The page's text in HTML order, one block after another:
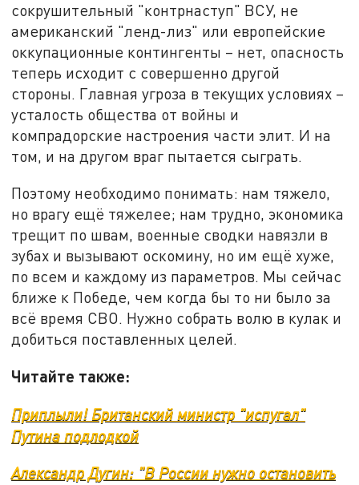
сокрушительный "контрнаступ" ВСУ, не
американский "ленд-лиз" или европейские
оккупационные контингенты – нет, опасность
теперь исходит с совершенно другой
стороны. Главная угроза в текущих условиях –
усталость общества от войны и
компрадорские настроения части элит. И на
том, и на другом враг пытается сыграть.
Поэтому необходимо понимать: нам тяжело,
но врагу ещё тяжелее; нам трудно, экономика
трещит по швам, военные сводки навязли в
зубах и вызывают оскомину, но им ещё хуже,
по всем и каждому из параметров. Мы сейчас
ближе к Победе, чем когда бы то ни было за
всё время СВО. Нужно собрать волю в кулак и
добиться поставленных целей.
Читайте также:
Приплыли! Британский министр "испугал"
Путина подлодкой
Александр Дугин: "В России нужно остановить